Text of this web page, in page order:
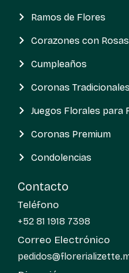
Ramos de Flores
Corazones con Rosas
Cumpleaños
Coronas Tradicionales
Juegos Florales para
Coronas Premium
Condolencias
Contacto
Teléfono
+52 81 1918 7398
Correo Electrónico